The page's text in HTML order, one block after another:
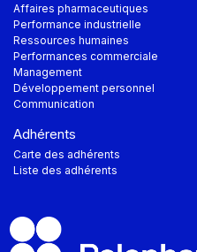
Affaires pharmaceutiques
Performance industrielle
Ressources humaines
Performances commerciale
Management
Développement personnel
Communication
Adhérents
Carte des adhérents
Liste des adhérents